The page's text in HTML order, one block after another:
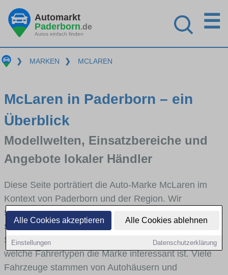
Alle Cookies akzeptieren Alle Cookies ablehnen
Einstellungen Datenschutzerklärung
Automarkt
Paderborn.de
Autos einfach finden
☰
❯ MARKEN ❯ MCLAREN
McLaren in Paderborn – ein
Überblick
Modellwelten, Einsatzbereiche und
Angebote lokaler Händler
Diese Seite porträtiert die Auto-Marke McLaren im
Kontext von Paderborn und der Region. Wir
skizzieren, in welchen Fahrzeugklassen McLaren
stark vertreten ist, welche Modellreihen häufig im
Stadt- und Umlandverkehr zu sehen sind und für
welche Fahrertypen die Marke interessant ist. Viele
Fahrzeuge stammen von Autohäusern und